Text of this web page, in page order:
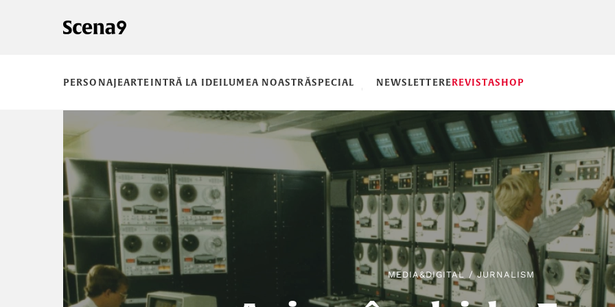
PERSONAJEARTEINTRĂ LA IDEILUMEA NOASTRĂSPECIAL NEWSLETTEREREVISTASHOP
MEDIA&DIGITAL /JURNALISM